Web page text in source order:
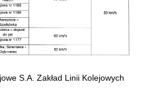
S.A. Zakład Linii Kolejowych